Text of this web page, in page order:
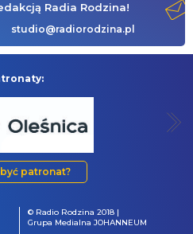
Radia Rodzina!
studio@radiorodzina.pl
patronat?
© Radio Rodzina 2018 |
Grupa Medialna JOHANNEUM